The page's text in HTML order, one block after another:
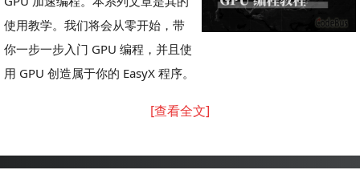
使用教学。我们将会从零开始，带
你一步一步入门 GPU 编程，并且使
用 GPU 创造属于你的 EasyX 程序。
[查看全文]